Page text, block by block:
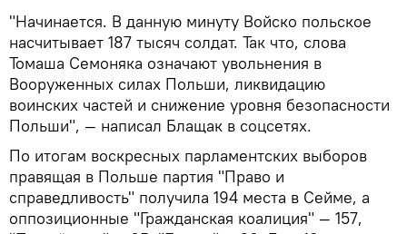
"Начинается. В данную минуту Войско польское
насчитывает 187 тысяч солдат. Так что, слова
Томаша Семоняка означают увольнения в
Вооруженных силах Польши, ликвидацию
воинских частей и снижение уровня безопасности
Польши", — написал Блащак в соцсетях.
По итогам воскресных парламентских выборов
правящая в Польше партия "Право и
справедливость" получила 194 места в Сейме, а
оппозиционные "Гражданская коалиция" — 157,